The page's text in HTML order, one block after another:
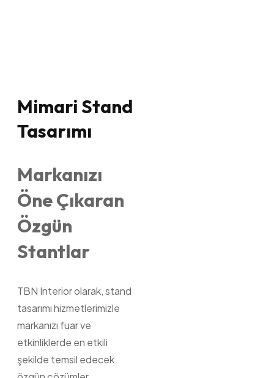
Mimari Stand
Tasarımı
Markanızı
Öne Çıkaran
Özgün
Stantlar
TBN Interior olarak, stand
tasarımı hizmetlerimizle
markanızı fuar ve
etkinliklerde en etkili
şekilde temsil edecek